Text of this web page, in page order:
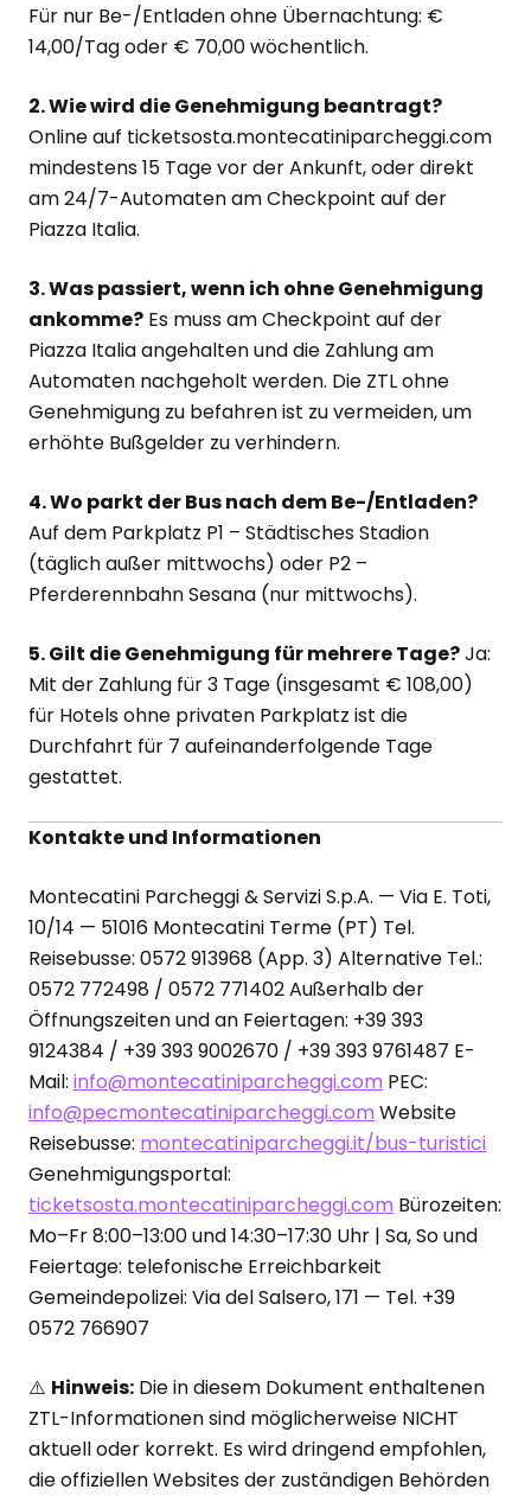
Für nur Be-/Entladen ohne Übernachtung: €
14,00/Tag oder € 70,00 wöchentlich.
2. Wie wird die Genehmigung beantragt?
Online auf ticketsosta.montecatiniparcheggi.com
mindestens 15 Tage vor der Ankunft, oder direkt
am 24/7-Automaten am Checkpoint auf der
Piazza Italia.
3. Was passiert, wenn ich ohne Genehmigung
ankomme? Es muss am Checkpoint auf der
Piazza Italia angehalten und die Zahlung am
Automaten nachgeholt werden. Die ZTL ohne
Genehmigung zu befahren ist zu vermeiden, um
erhöhte Bußgelder zu verhindern.
4. Wo parkt der Bus nach dem Be-/Entladen?
Auf dem Parkplatz P1 – Städtisches Stadion
(täglich außer mittwochs) oder P2 –
Pferderennbahn Sesana (nur mittwochs).
5. Gilt die Genehmigung für mehrere Tage?Ja:
Mit der Zahlung für 3 Tage (insgesamt € 108,00)
für Hotels ohne privaten Parkplatz ist die
Durchfahrt für 7 aufeinanderfolgende Tage
gestattet.
Kontakte und Informationen
Montecatini Parcheggi & Servizi S.p.A. — Via E. Toti,
10/14 — 51016 Montecatini Terme (PT) Tel.
Reisebusse: 0572 913968 (App. 3) Alternative Tel.:
0572 772498 / 0572 771402 Außerhalb der
Öffnungszeiten und an Feiertagen: +39 393
9124384 / +39 393 9002670 / +39 393 9761487 E-
Mail: info@montecatiniparcheggi.com PEC:
info@pecmontecatiniparcheggi.comWebsite
Reisebusse: montecatiniparcheggi.it/bus-turistici
Genehmigungsportal:
ticketsosta.montecatiniparcheggi.com Bürozeiten:
Mo–Fr 8:00–13:00 und 14:30–17:30 Uhr | Sa, So und
Feiertage: telefonische Erreichbarkeit
Gemeindepolizei: Via del Salsero, 171 — Tel. +39
0572 766907
⚠️ Hinweis: Die in diesem Dokument enthaltenen
ZTL-Informationen sind möglicherweise NICHT
aktuell oder korrekt. Es wird dringend empfohlen,
die offiziellen Websites der zuständigen Behörden